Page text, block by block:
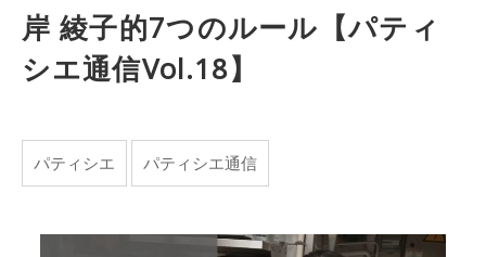
岸 綾子的7つのルール【パティ
シエ通信Vol.18】
パティシエ パティシエ通信